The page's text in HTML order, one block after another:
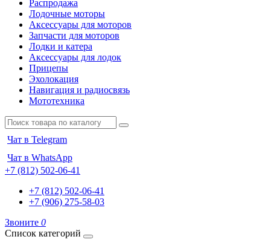
Распродажа
Лодочные моторы
Аксессуары для моторов
Запчасти для моторов
Лодки и катера
Аксессуары для лодок
Прицепы
Эхолокация
Навигация и радиосвязь
Мототехника
Чат в Telegram
Чат в WhatsApp
+7 (812) 502-06-41
+7 (812) 502-06-41
+7 (906) 275-58-03
Звоните 0
Список категорий